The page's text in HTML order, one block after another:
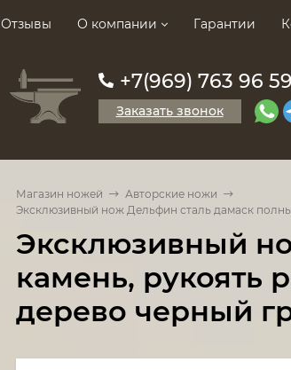
Отзывы О компании Гарантии
+7(969) 763 96 59
Заказать звонок
Магазин ножей
Авторские ножи
Эксклюзивный нож Дельфин сталь дамаск
Эксклюзивный
камень, рукоять
дерево черный